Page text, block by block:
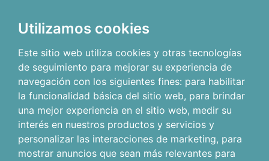
Utilizamos cookies
Este sitio web utiliza cookies y otras tecnologías
de seguimiento para mejorar su experiencia de
navegación con los siguientes fines: para habilitar
la funcionalidad básica del sitio web, para brindar
una mejor experiencia en el sitio web, medir su
interés en nuestros productos y servicios y
personalizar las interacciones de marketing, para
mostrar anuncios que sean más relevantes para